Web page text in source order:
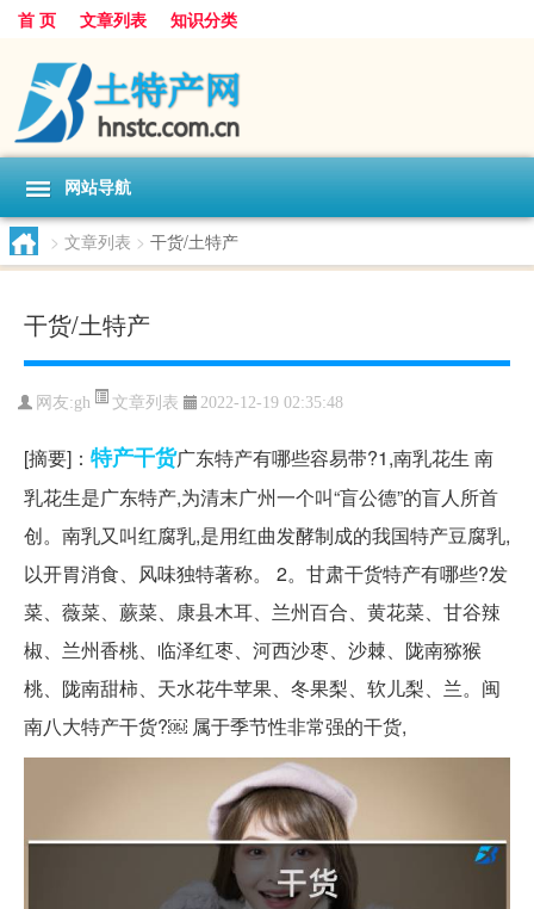
首 页 文章列表 知识分类
网站导航
> 文章列表 > 干货/土特产
干货/土特产
网友:gh 文章列表 2022-12-19 02:35:48
[摘要]： 特产干货广东特产有哪些容易带?1,南乳花生 南
乳花生是广东特产,为清末广州一个叫“盲公德”的盲人所首
创。南乳又叫红腐乳,是用红曲发酵制成的我国特产豆腐乳,
以开胃消食、风味独特著称。 2。甘肃干货特产有哪些?发
菜、薇菜、蕨菜、康县木耳、兰州百合、黄花菜、甘谷辣
椒、兰州香桃、临泽红枣、河西沙枣、沙棘、陇南猕猴
桃、陇南甜柿、天水花牛苹果、冬果梨、软儿梨、兰。闽
南八大特产干货?￼ 属于季节性非常强的干货,